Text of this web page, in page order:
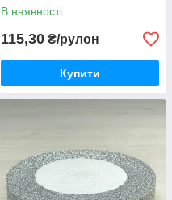
В наявності
115,30 ₴/рулон
Купити